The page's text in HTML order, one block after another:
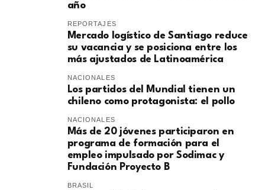
año
REPORTAJES
Mercado logístico de Santiago reduce
su vacancia y se posiciona entre los
más ajustados de Latinoamérica
NACIONALES
Los partidos del Mundial tienen un
chileno como protagonista: el pollo
NACIONALES
Más de 20 jóvenes participaron en
programa de formación para el
empleo impulsado por Sodimac y
Fundación Proyecto B
BRASIL